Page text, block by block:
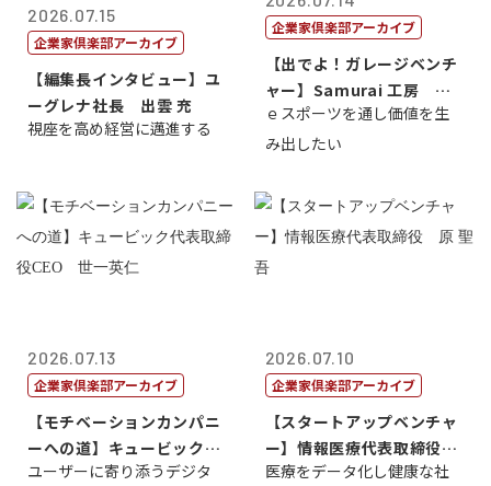
2026.07.15
企業家倶楽部アーカイブ
【編集長インタビュー】ユ
ーグレナ社長 出雲 充
視座を高め経営に邁進する
企業家倶楽部アーカイブ
【出でよ！ガレージベンチ
ャー】Samurai 工房 代
表取締...
ｅスポーツを通し価値を生
み出したい
2026.07.13
企業家倶楽部アーカイブ
【モチベーションカンパニ
ーへの道】キュービック代
表取締役CE...
ユーザーに寄り添うデジタ
2026.07.10
企業家倶楽部アーカイブ
【スタートアップベンチャ
ー】情報医療代表取締役
原 聖吾
医療をデータ化し健康な社